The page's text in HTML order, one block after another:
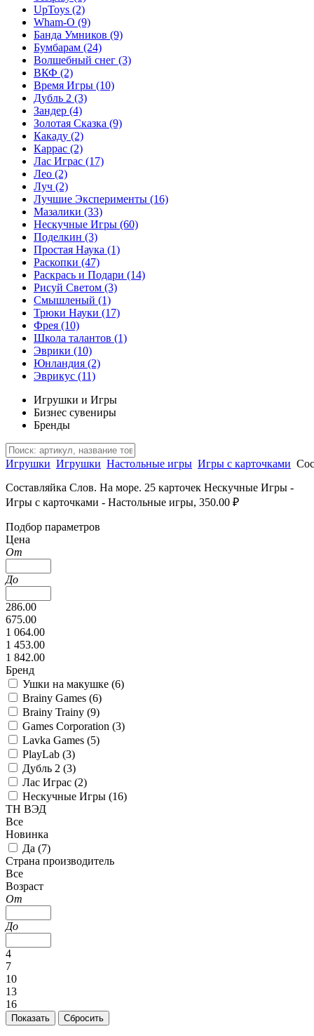
UpToys (2)
Wham-O (9)
Банда Умников (9)
Бумбарам (24)
Волшебный снег (3)
ВКФ (2)
Время Игры (10)
Дубль 2 (3)
Зандер (4)
Золотая Сказка (9)
Какаду (2)
Каррас (2)
Лас Играс (17)
Лео (2)
Луч (2)
Лучшие Эксперименты (16)
Мазалики (33)
Нескучные Игры (60)
Поделкин (3)
Простая Наука (1)
Раскопки (47)
Раскрась и Подари (14)
Рисуй Светом (3)
Смышленый (1)
Трюки Науки (17)
Фрея (10)
Школа талантов (1)
Эврики (10)
Юнландия (2)
Эврикус (11)
Игрушки и Игры
Бизнес сувениры
Бренды
Игрушки Игрушки Настольные игры Игры с карточками
Составляйка Слов. На море. 25 карточек Нескучные Игры -
Игры с карточками - Настольные игры, 350.00 ₽
Подбор параметров
Цена
От
До
286.00
675.00
1 064.00
1 453.00
1 842.00
Бренд
Ушки на макушке (6)
Brainy Games (6)
Brainy Trainy (9)
Games Corporation (3)
Lavka Games (5)
PlayLab (3)
Дубль 2 (3)
Лас Играс (2)
Нескучные Игры (16)
ТН ВЭД
Все
Новинка
Да (7)
Страна производитель
Все
Возраст
От
До
4
7
10
13
16